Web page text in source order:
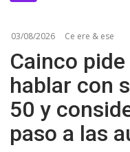
03/08/2026 Ce ere & ese
Cainco
hablar con
50 y
paso a las